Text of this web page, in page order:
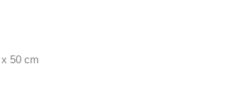
50 cm